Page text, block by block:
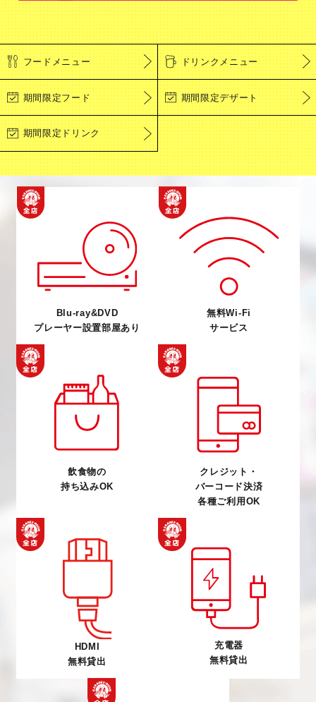
フードメニュー ドリンクメニュー
期間限定フード 期間限定デザート
期間限定ドリンク
Blu-ray&DVD
プレーヤー設置部屋あり
無料Wi-Fi
サービス
飲食物の
持ち込みOK
クレジット・
バーコード決済
各種ご利用OK
HDMI
無料貸出
充電器
無料貸出